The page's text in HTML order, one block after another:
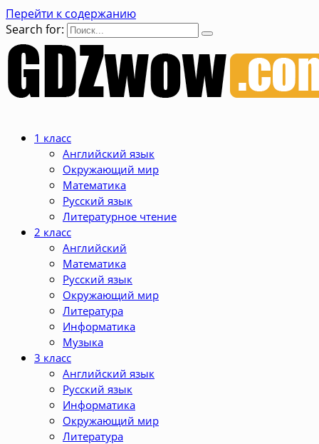
Перейти к содержанию
Search for:
1 класс
Английский язык
Окружающий мир
Математика
Русский язык
Литературное чтение
2 класс
Английский
Математика
Русский язык
Окружающий мир
Литература
Информатика
Музыка
3 класс
Английский язык
Русский язык
Информатика
Окружающий мир
Литература